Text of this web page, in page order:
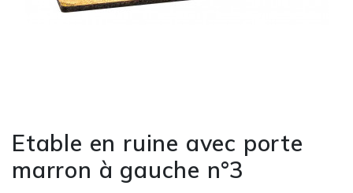
Etable en ruine avec porte
marron à gauche n°3